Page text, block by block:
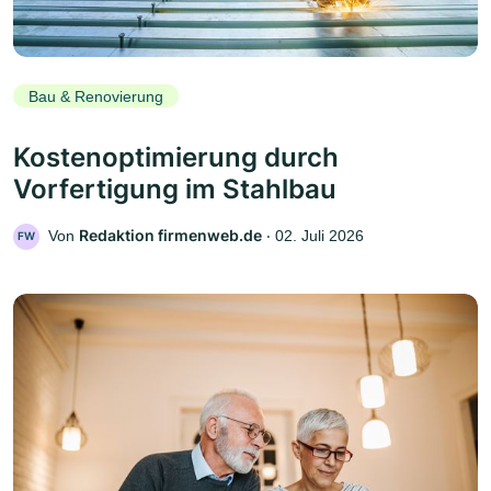
Bau & Renovierung
Kostenoptimierung durch
Vorfertigung im Stahlbau
FW Von Redaktion firmenweb.de ‧ 02. Juli 2026